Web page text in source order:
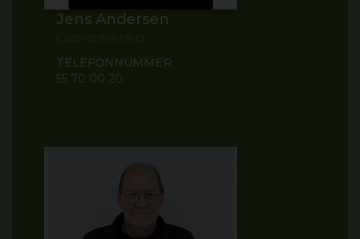
Jens Andersen
Caravantekniker
TELEFONNUMMER
55 70 00 20